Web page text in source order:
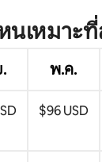
นเหมาะ
พ.ค.
$96 USD